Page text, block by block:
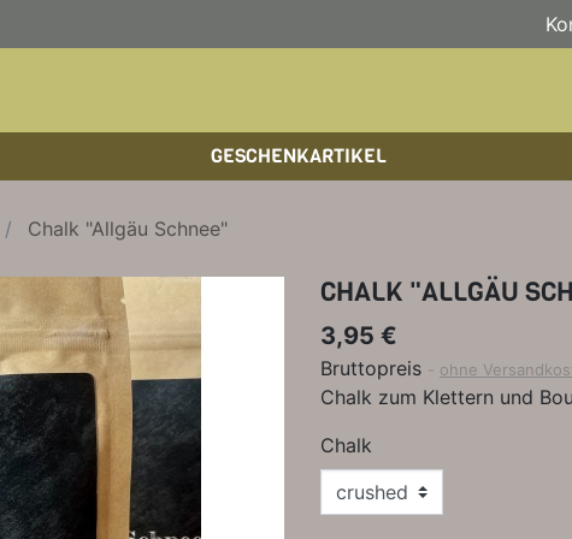
BÜCHER/LEHRBÜCHER
GESCHENKARTIKEL
OUTDOOR-KALENDER
Chalk "Allgäu Schnee"
CHALK "ALLGÄU
3,95 €
Bruttopreis ohne
Chalk zum Klettern und
Chalk